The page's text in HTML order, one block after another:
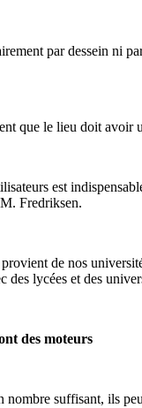
par dessein ni
que le lieu doit
est
Fredriksen.
de nos
lycées et des
des moteurs
nombre suffisant, ils